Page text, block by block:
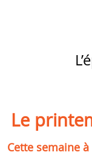
Le
Cette semaine à